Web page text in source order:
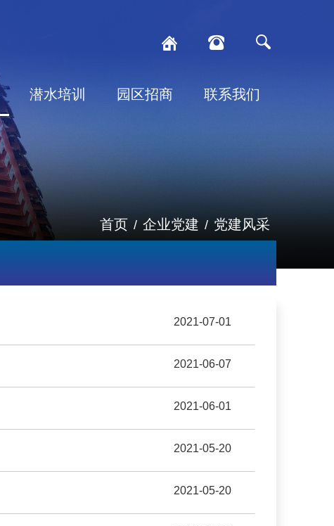
潜水培训 园区招商 联系我们
首页 / 企业党建 / 党建风采
2021-07-01
2021-06-07
2021-06-01
2021-05-20
2021-05-20